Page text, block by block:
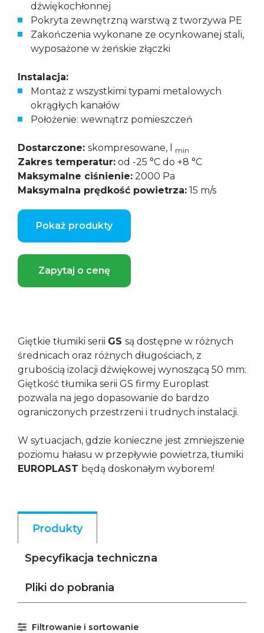
dźwiękochłonnej
Pokryta zewnętrzną warstwą z tworzywa PE
Zakończenia wykonane ze ocynkowanej stali,
wyposażone w żeńskie złączki
Instalacja:
Montaż z wszystkimi typami metalowych
okrągłych kanałów
Położenie: wewnątrz pomieszczeń
Dostarczone: skompresowane, l min
Zakres temperatur: od -25 °C do +8 °C
Maksymalne ciśnienie: 2000 Pa
Maksymalna prędkość powietrza: 15 m/s
Pokaż produkty
Zapytaj o cenę
Giętkie tłumiki serii GS są dostępne w różnych
średnicach oraz różnych długościach, z
grubością izolacji dźwiękowej wynoszącą 50 mm:
Giętkość tłumika serii GS firmy Europlast
pozwala na jego dopasowanie do bardzo
ograniczonych przestrzeni i trudnych instalacji.
W sytuacjach, gdzie konieczne jest zmniejszenie
poziomu hałasu w przepływie powietrza, tłumiki
EUROPLAST będą doskonałym wyborem!
Produkty
Specyfikacja techniczna
Pliki do pobrania
Filtrowanie i sortowanie